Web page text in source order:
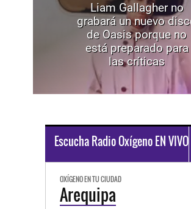
Liam Gallagher no
grabará un nuevo
de Oasis porque no
está preparado para
las críticas
Escucha Radio Oxígeno EN VIVO
OXÍGENO EN TU CIUDAD
Arequipa